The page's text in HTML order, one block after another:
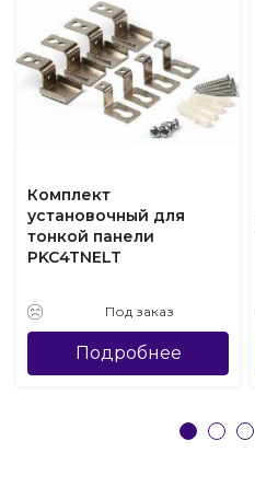
Комплект
установочный для
тонкой панели
PKC4TNELT
Под заказ
Подробнее